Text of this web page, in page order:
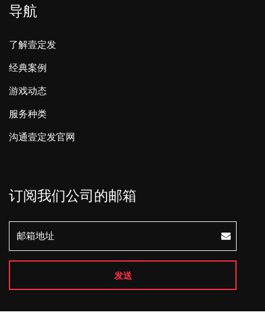
导航
了解壹定发
经典案例
游戏动态
服务种类
沟通壹定发官网
订阅我们公司的邮箱
发送